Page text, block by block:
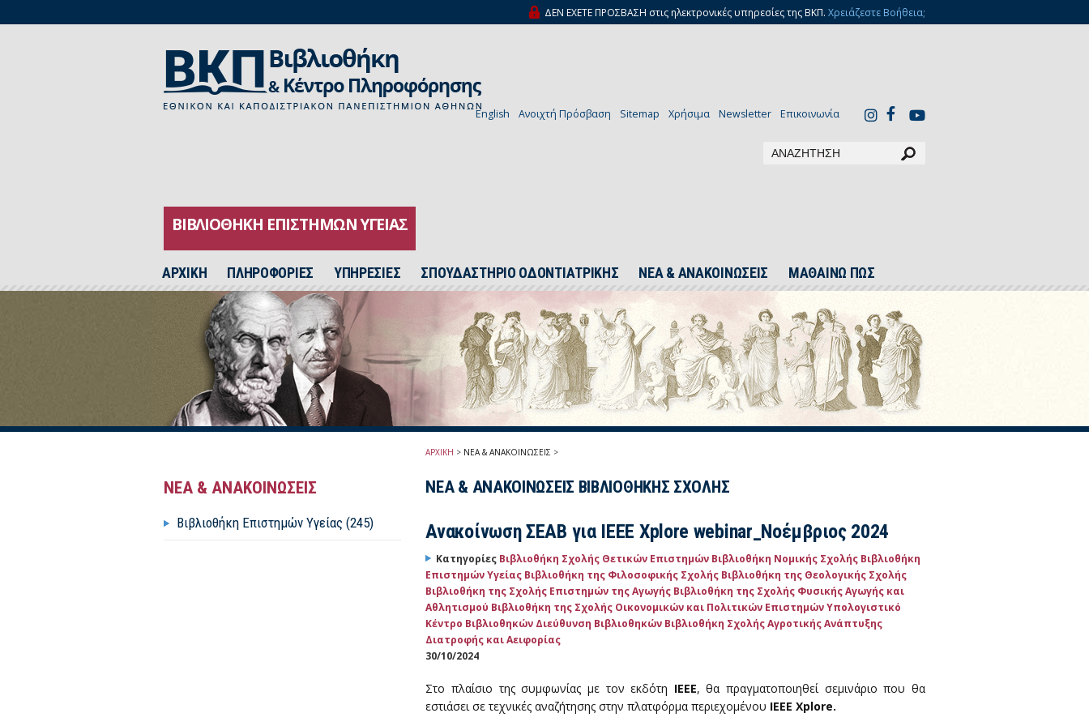
ΔΕΝ ΕΧΕΤΕ ΠΡΟΣΒΑΣΗ στις ηλεκτρονικές υπηρεσίες της ΒΚΠ. Χρειάζεστε Βοήθεια;
English Ανοιχτή Πρόσβαση Sitemap Χρήσιμα Newsletter Επικοινωνία
ΒΙΒΛΙΟΘΗΚΗ ΕΠΙΣΤΗΜΩΝ ΥΓΕΙΑΣ
ΑΡΧΙΚH ΠΛΗΡΟΦΟΡΙΕΣ ΥΠΗΡΕΣΙΕΣ ΣΠΟΥΔΑΣΤΗΡΙΟ ΟΔΟΝΤΙΑΤΡΙΚΗΣ ΝΕΑ & ΑΝΑΚΟΙΝΩΣΕΙΣ ΜΑΘΑΙΝΩ ΠΩΣ
ΝΕΑ & ΑΝΑΚΟΙΝΩΣΕΙΣ
Βιβλιοθήκη Επιστημών Υγείας (245)
ΑΡΧΙΚΗ > ΝΕΑ & ΑΝΑΚΟΙΝΩΣΕΙΣ >
ΝΕΑ & ΑΝΑΚΟΙΝΩΣΕΙΣ ΒΙΒΛΙΟΘΗΚΗΣ ΣΧΟΛΗΣ
Ανακοίνωση ΣΕΑΒ για IEEE Xplore webinar_Νοέμβριος 2024
Κατηγορίες Βιβλιοθήκη Σχολής Θετικών Επιστημών Βιβλιοθήκη Νομικής Σχολής Βιβλιοθήκη
Επιστημών Υγείας Βιβλιοθήκη της Φιλοσοφικής Σχολής Βιβλιοθήκη της Θεολογικής Σχολής
Βιβλιοθήκη της Σχολής Επιστημών της Αγωγής Βιβλιοθήκη της Σχολής Φυσικής Αγωγής και
Αθλητισμού Βιβλιοθήκη της Σχολής Οικονομικών και Πολιτικών ΕπιστημώνΥπολογιστικό
Κέντρο Βιβλιοθηκών Διεύθυνση Βιβλιοθηκών Βιβλιοθήκη Σχολής Αγροτικής Ανάπτυξης
Διατροφής και Αειφορίας
30/10/2024
Στο πλαίσιο της συμφωνίας με τον εκδότη IEEE, θα πραγματοποιηθεί σεμινάριο που θα
εστιάσει σε τεχνικές αναζήτησης στην πλατφόρμα περιεχομένου IEEE Xplore.